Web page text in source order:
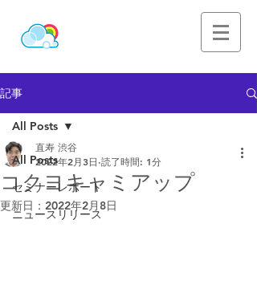
記事
All Posts
セミナーレポート
ニュースリリース
All Posts
コクヨキャミアップ
直寿 渋谷
2022年2月3日 読了時間: 1分
更新日： 2022年2月8日